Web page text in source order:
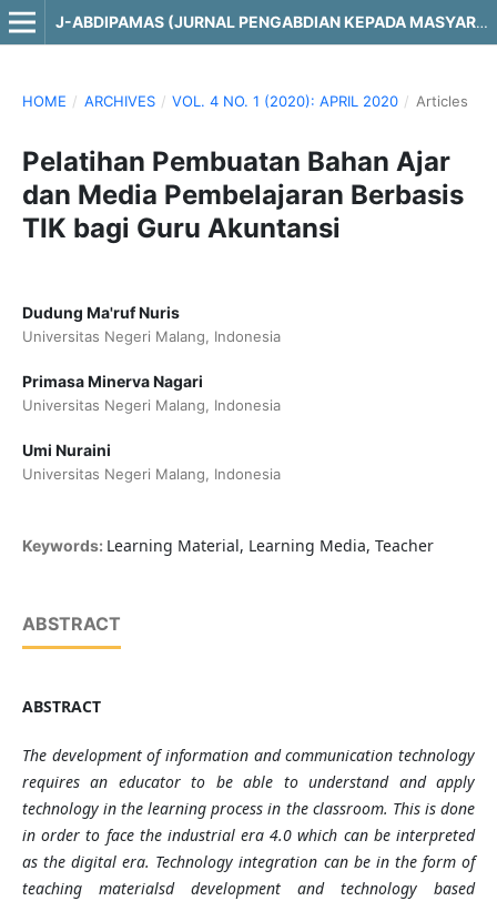
J-ABDIPAMAS (JURNAL PENGABDIAN KEPADA MASYARAKAT)
HOME / ARCHIVES / VOL. 4 NO. 1 (2020): APRIL 2020 / Articles
Pelatihan Pembuatan Bahan Ajar
dan Media Pembelajaran Berbasis
TIK bagi Guru Akuntansi
Dudung Ma'ruf Nuris
Universitas Negeri Malang, Indonesia
Primasa Minerva Nagari
Universitas Negeri Malang, Indonesia
Umi Nuraini
Universitas Negeri Malang, Indonesia
Keywords: Learning Material, Learning Media, Teacher
ABSTRACT
ABSTRACT
The development of information and communication technology
requires an educator to be able to understand and apply
technology in the learning process in the classroom. This is done
in order to face the industrial era 4.0 which can be interpreted
as the digital era. Technology integration can be in the form of
teaching materialsd development and technology based